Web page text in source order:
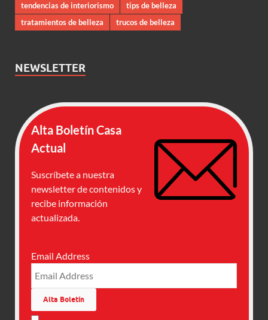
tendencias de interiorismo
tips de belleza
tratamientos de belleza
trucos de belleza
NEWSLETTER
Alta Boletín Casa
Actual
Suscríbete a nuestra
newsletter de contenidos y
recibe información
actualizada.
Email Address